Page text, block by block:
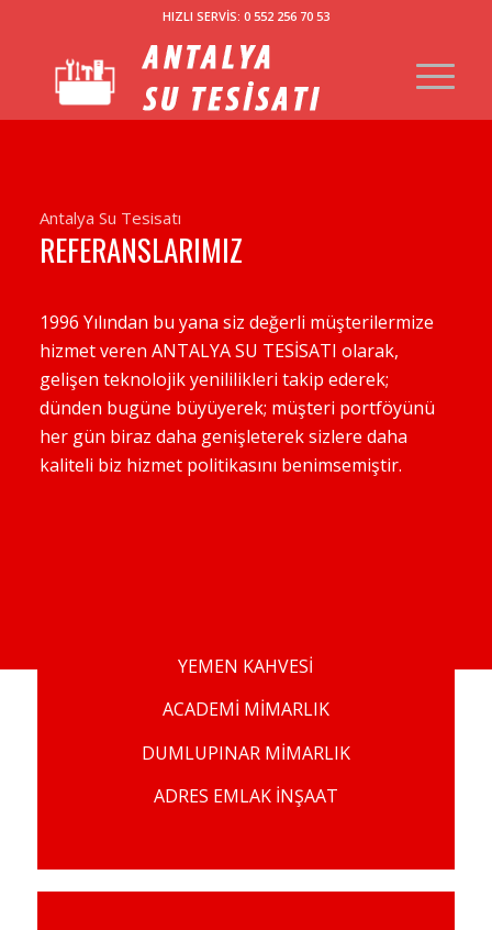
HIZLI SERVİS: 0 552 256 70 53
Antalya Su Tesisatı
REFERANSLARIMIZ
1996 Yılından bu yana siz değerli müşterilermize
hizmet veren ANTALYA SU TESİSATI olarak,
gelişen teknolojik yenililikleri takip ederek;
dünden bugüne büyüyerek; müşteri portföyünü
her gün biraz daha genişleterek sizlere daha
kaliteli biz hizmet politikasını benimsemiştir.
YEMEN KAHVESİ
ACADEMİ MİMARLIK
DUMLUPINAR MİMARLIK
ADRES EMLAK İNŞAAT